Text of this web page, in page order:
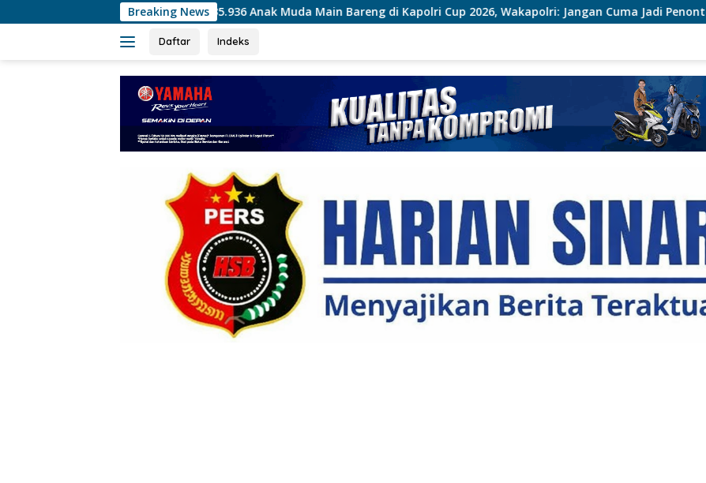
ke
Breaking News
35.936 Anak Muda Main Bareng di Kapolri Cup 2026, Wakapolri: Jangan Cuma Jadi Penonton, Jadilah Talenta Digital
Daftar Indeks